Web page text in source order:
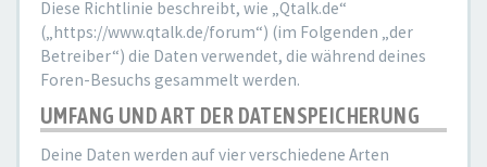
Diese Richtlinie beschreibt, wie „Qtalk.de“
(„https://www.qtalk.de/forum“) (im Folgenden „der
Betreiber“) die Daten verwendet, die während deines
Foren-Besuchs gesammelt werden.
UMFANG UND ART DER DATENSPEICHERUNG
Deine Daten werden auf vier verschiedene Arten